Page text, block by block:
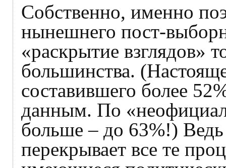
Собственно, именно
нынешнего пост-
«раскрытие взглядов»
большинства.
составившего более
данным. По
больше – до 63%!)
перекрывает все те